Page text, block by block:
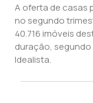
A oferta de casas
no segundo
40.716 imóveis
duração,
Idealista.